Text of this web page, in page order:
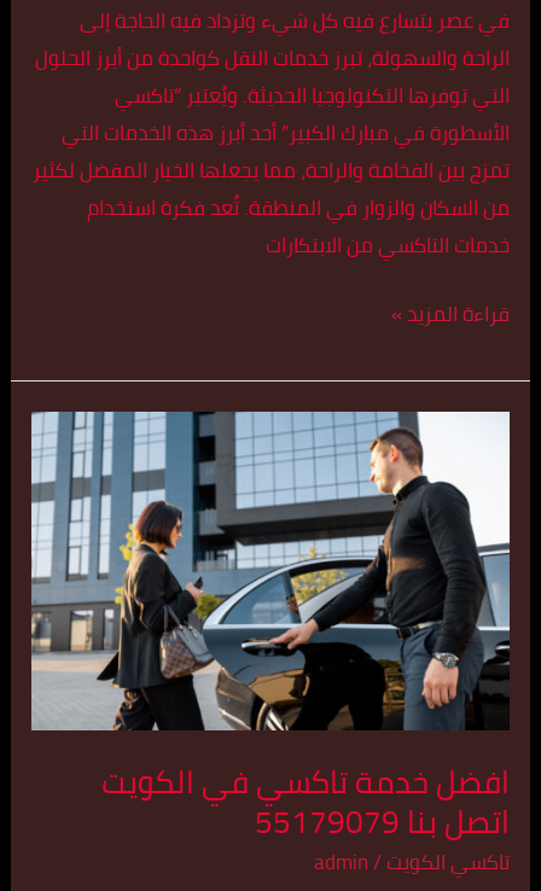
في عصر يتسارع فيه كل شيء وتزداد فيه الحاجة إلى
الراحة والسهولة، تبرز خدمات النقل كواحدة من أبرز الحلول
التي توفرها التكنولوجيا الحديثة. ويُعتبر “تاكسي
الأسطورة في مبارك الكبير” أحد أبرز هذه الخدمات التي
تمزج بين الفخامة والراحة، مما يجعلها الخيار المفضل لكثير
من السكان والزوار في المنطقة. تُعد فكرة استخدام
خدمات التاكسي من الابتكارات
قراءة المزيد »
افضل خدمة تاكسي في الكويت
اتصل بنا 55179079
تاكسي الكويت/
admin
تاكسي
في
الكويت
اتصل
بنا
55179079